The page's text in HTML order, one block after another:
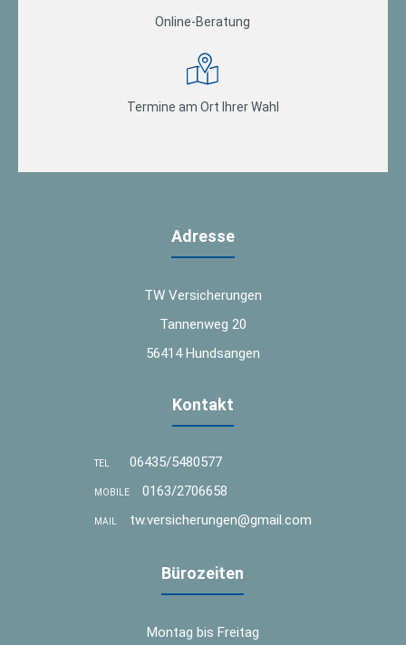
Online-Beratung
Termine am Ort Ihrer Wahl
Adresse
TW Versicherungen
Tannenweg 20
56414 Hundsangen
Kontakt
TEL 06435/5480577
MOBILE 0163/2706658
MAIL tw.versicherungen@gmail.com
Bürozeiten
Montag bis Freitag